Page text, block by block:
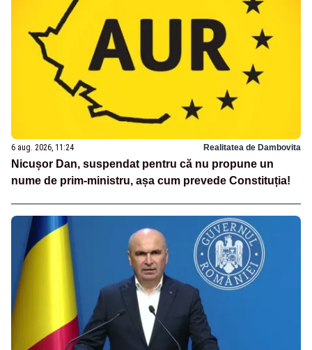
6 aug. 2026, 11:24 Realitatea de Dambovita
Nicușor Dan, suspendat pentru că nu propune un
nume de prim-ministru, așa cum prevede Constituția!